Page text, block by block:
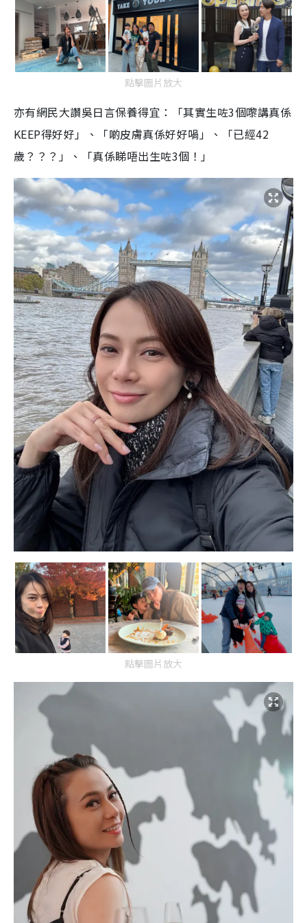
點擊圖片放大
亦有網民大讚吳日言保養得宜：「其實生咗3個嚟講真係
KEEP得好好」、「啲皮膚真係好好喎」、「已經42
歲？？？」、「真係睇唔出生咗3個！」
點擊圖片放大